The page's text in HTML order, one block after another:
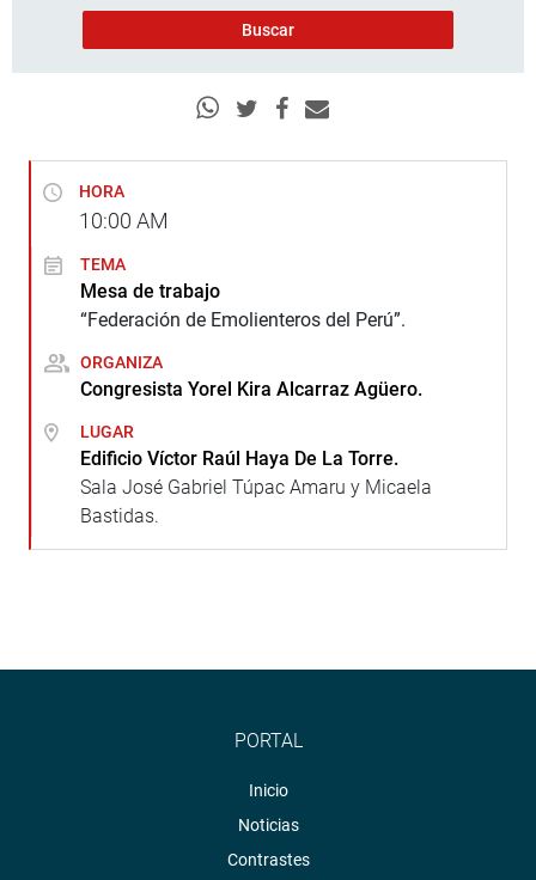
HORA
10:00 AM
TEMA
Mesa de trabajo
“Federación de Emolienteros del Perú”.
ORGANIZA
Congresista Yorel Kira Alcarraz Agüero.
LUGAR
Edificio Víctor Raúl Haya De La Torre.
Sala José Gabriel Túpac Amaru y Micaela
Bastidas.
PORTAL
Inicio
Noticias
Contrastes